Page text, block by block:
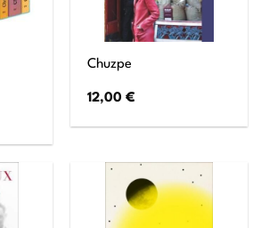
Chuzpe
12,00€